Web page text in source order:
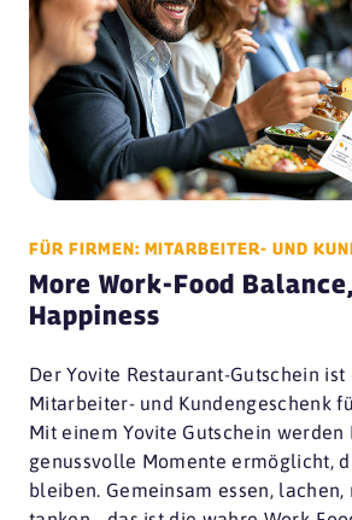
FÜR FIRMEN: MITARBEITER- UND
More Work-Food
Happiness
Der Yovite Restaurant-Gutschein ist
Mitarbeiter- und Kundengeschenk
Mit einem Yovite Gutschein
genussvolle Momente ermöglicht,
bleiben. Gemeinsam essen, lachen,